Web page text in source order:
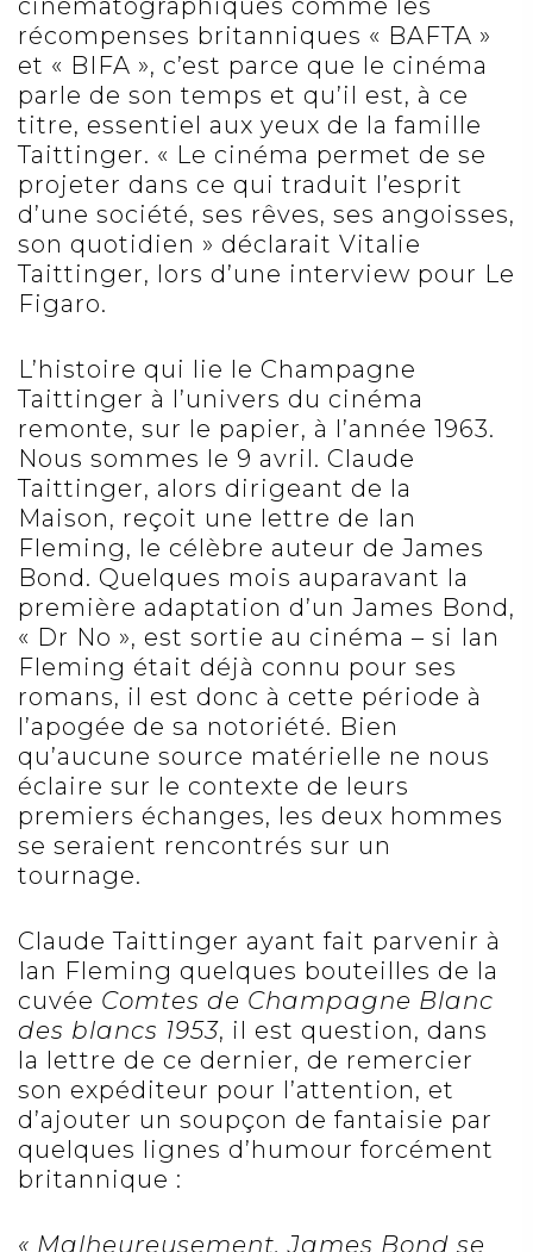
cinématographiques comme les
récompenses britanniques « BAFTA »
et « BIFA », c’est parce que le cinéma
parle de son temps et qu’il est, à ce
titre, essentiel aux yeux de la famille
Taittinger. « Le cinéma permet de se
projeter dans ce qui traduit l’esprit
d’une société, ses rêves, ses angoisses,
son quotidien » déclarait Vitalie
Taittinger, lors d’une interview pour Le
Figaro.
L’histoire qui lie le Champagne
Taittinger à l’univers du cinéma
remonte, sur le papier, à l’année 1963.
Nous sommes le 9 avril. Claude
Taittinger, alors dirigeant de la
Maison, reçoit une lettre de Ian
Fleming, le célèbre auteur de James
Bond. Quelques mois auparavant la
première adaptation d’un James Bond,
« Dr No », est sortie au cinéma – si Ian
Fleming était déjà connu pour ses
romans, il est donc à cette période à
l’apogée de sa notoriété. Bien
qu’aucune source matérielle ne nous
éclaire sur le contexte de leurs
premiers échanges, les deux hommes
se seraient rencontrés sur un
tournage.
Claude Taittinger ayant fait parvenir à
Ian Fleming quelques bouteilles de la
cuvée Comtes de Champagne Blanc
des blancs 1953, il est question, dans
la lettre de ce dernier, de remercier
son expéditeur pour l’attention, et
d’ajouter un soupçon de fantaisie par
quelques lignes d’humour forcément
britannique :
« Malheureusement, James Bond se